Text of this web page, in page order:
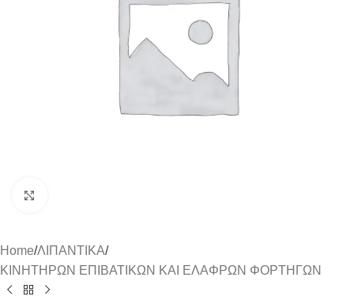
Home/ΛΙΠΑΝΤΙΚΑ/
ΚΙΝΗΤΗΡΩΝ ΕΠΙΒΑΤΙΚΩΝ ΚΑΙ ΕΛΑΦΡΩΝ ΦΟΡΤΗΓΩΝ